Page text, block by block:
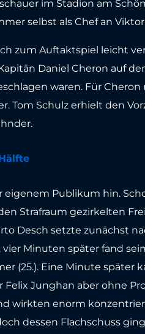
im Stadion am
selbst als Chef an
zum Auftaktspiel leicht
Daniel Cheron auf
waren. Für Cheron
Tom Schulz erhielt den
Publikum hin.
Strafraum gezirkelten
Desch setzte zunächst
Minuten später fand
(25.). Eine Minute später
Junghan aber ohne
wirkten enorm
dessen Flachschuss